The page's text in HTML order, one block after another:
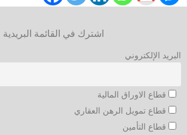
اشترك في القائمة البريدية
البريد الإلكتروني
قطاع الاوراق المالية
قطاع تمويل الرهن العقاري
قطاع التأمين